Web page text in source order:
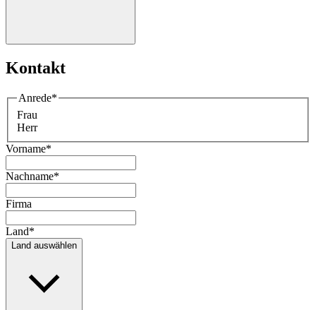
Kontakt
Anrede*
Frau
Herr
Vorname*
Nachname*
Firma
Land*
Land auswählen